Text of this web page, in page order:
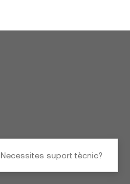
Necessites suport tècnic?